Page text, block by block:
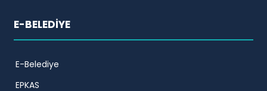
E-BELEDİYE
E-Belediye
EPKAS